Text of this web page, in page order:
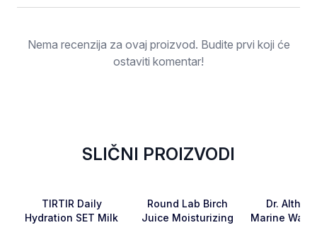
Ocjena
Nema recenzija za ovaj proizvod. Budite prvi koji će
ostaviti komentar!
SLIČNI PROIZVODI
Favorite
TIRTIR Daily
Hydration SET Milk
Favorite
Round Lab Birch
Juice Moisturizing
Dr. Althea
Marine